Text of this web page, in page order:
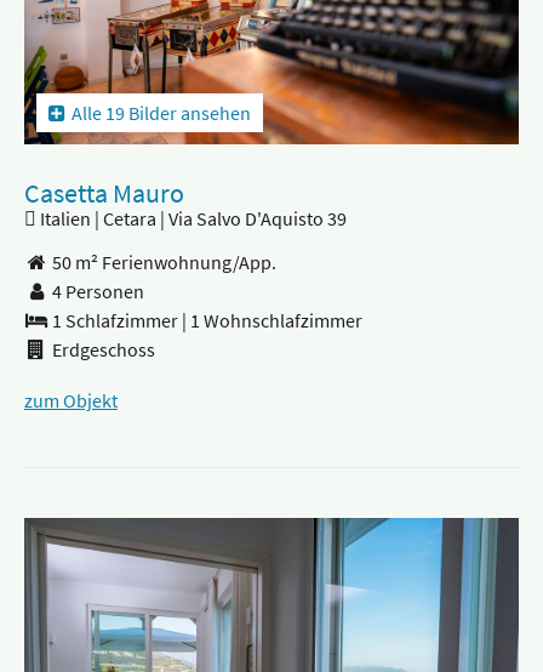
Alle 19 Bilder ansehen
Casetta Mauro
Italien | Cetara | Via Salvo D'Aquisto 39
50 m² Ferienwohnung/App.
4 Personen
1 Schlafzimmer | 1 Wohnschlafzimmer
Erdgeschoss
zum Objekt